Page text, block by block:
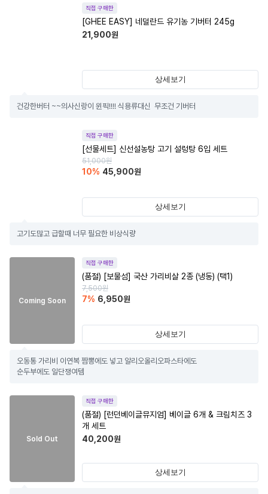
직접 구매한
[GHEE EASY] 네덜란드 유기농 기버터 245g
21,900원
상세보기
건강한버터 ~~의사신랑이 윈픽!!!! 식용류대신  무조건 기버터
직접 구매한
[선물세트] 신선설농탕 고기 설렁탕 6입 세트
51,000원
10% 45,900원
상세보기
고기도많고 급할때 너무 필요한 비상식량
Coming Soon
직접 구매한
(품절) [보물섬] 국산 가리비살 2종 (냉동) (택1)
7,500원
7% 6,950원
상세보기
오동통 가리비 이연복 짬뽕에도 넣고 알리오올리오파스타에도
순두부에도 일단쟁여템
Sold Out
직접 구매한
(품절) [런던베이글뮤지엄] 베이글 6개 & 크림치즈 3
개 세트
40,200원
상세보기